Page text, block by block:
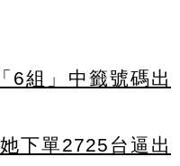
6組」中籤號碼出
下單2725台逼出